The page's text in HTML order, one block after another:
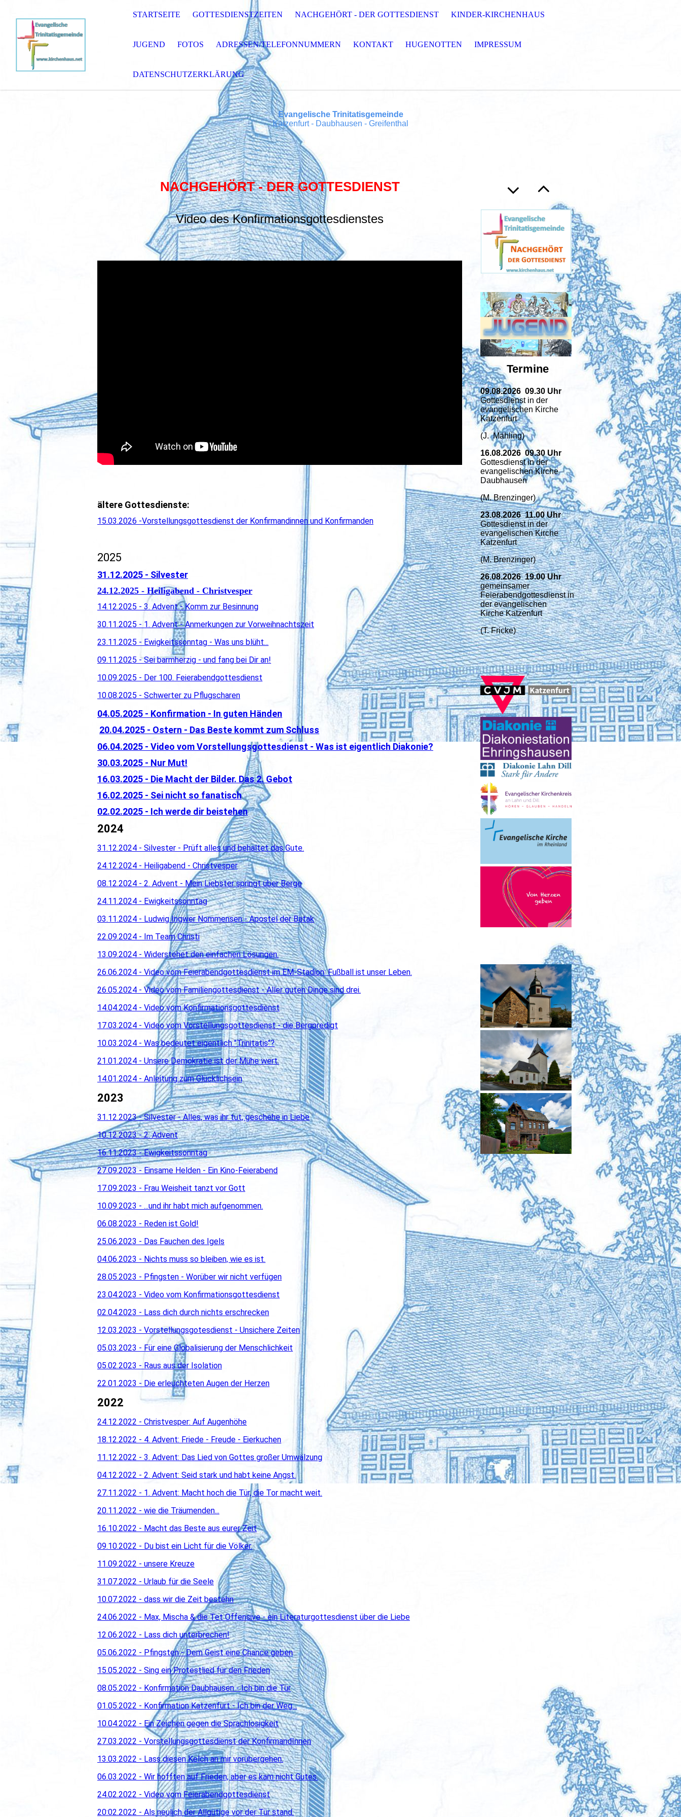
STARTSEITE GOTTESDIENSTZEITEN NACHGEHÖRT - DER GOTTESDIENST KINDER-KIRCHENHAUS
JUGEND FOTOS ADRESSEN/TELEFONNUMMERN KONTAKT HUGENOTTEN IMPRESSUM
DATENSCHUTZERKLÄRUNG
Evangelische Trinitatisgemeinde
Katzenfurt - Daubhausen - Greifenthal
NACHGEHÖRT - DER GOTTESDIENST
Video des Konfirmationsgottesdienstes
ältere Gottesdienste:
15.03.2026 -Vorstellungsgottesdienst der Konfirmandinnen und Konfirmanden
2025
31.12.2025 - Silvester
24.12.2025 - Heiligabend - Christvesper
14.12.2025 - 3. Advent - Komm zur Besinnung
30.11.2025 - 1. Advent - Anmerkungen zur Vorweihnachtszeit
23.11.2025 - Ewigkeitssonntag - Was uns blüht...
09.11.2025 - Sei barmherzig - und fang bei Dir an!
10.09.2025 - Der 100. Feierabendgottesdienst
10.08.2025 - Schwerter zu Pflugscharen
04.05.2025 - Konfirmation - In guten Händen
20.04.2025 - Ostern - Das Beste kommt zum Schluss
06.04.2025 - Video vom Vorstellungsgottesdienst - Was ist eigentlich Diakonie?
30.03.2025 - Nur Mut!
16.03.2025 - Die Macht der Bilder. Das 2. Gebot
16.02.2025 - Sei nicht so fanatisch
02.02.2025 - Ich werde dir beistehen
2024
31.12.2024 - Silvester - Prüft alles und behaltet das Gute.
24.12.2024 - Heiligabend - Christvesper
08.12.2024 - 2. Advent - Mein Liebster springt über Berge
24.11.2024 - Ewigkeitssonntag
03.11.2024 - Ludwig Ingwer Nommensen - Apostel der Batak
22.09.2024 - Im Team Christi
13.09.2024 - Widerstehet den einfachen Lösungen.
26.06.2024 - Video vom Feierabendgottesdienst im EM-Stadion: Fußball ist unser Leben.
26.05.2024 - Video vom Familiengottesdienst - Aller guten Dinge sind drei.
14.04.2024 - Video vom Konfirmationsgottesdienst
17.03.2024 - Video vom Vorstellungsgottesdienst - die Bergpredigt
10.03.2024 - Was bedeutet eigentlich "Trinitatis"?
21.01.2024 - Unsere Demokratie ist der Mühe wert.
14.01.2024 - Anleitung zum Glücklichsein
2023
31.12.2023 - Silvester - Alles, was ihr tut, geschehe in Liebe
10.12.2023 - 2. Advent
16.11.2023 - Ewigkeitssonntag
27.09.2023 - Einsame Helden - Ein Kino-Feierabend
17.09.2023 - Frau Weisheit tanzt vor Gott
10.09.2023 - ...und ihr habt mich aufgenommen.
06.08.2023 - Reden ist Gold!
25.06.2023 - Das Fauchen des Igels
04.06.2023 - Nichts muss so bleiben, wie es ist.
28.05.2023 - Pfingsten - Worüber wir nicht verfügen
23.04.2023 - Video vom Konfirmationsgottesdienst
02.04.2023 - Lass dich durch nichts erschrecken
12.03.2023 - Vorstellungsgotesdienst - Unsichere Zeiten
05.03.2023 - Für eine Globalisierung der Menschlichkeit
05.02.2023 - Raus aus der Isolation
22.01.2023 - Die erleuchteten Augen der Herzen
2022
24.12.2022 - Christvesper: Auf Augenhöhe
18.12.2022 - 4. Advent: Friede - Freude - Eierkuchen
11.12.2022 - 3. Advent: Das Lied von Gottes großer Umwälzung
04.12.2022 - 2. Advent: Seid stark und habt keine Angst.
27.11.2022 - 1. Advent: Macht hoch die Tür, die Tor macht weit.
20.11.2022 - wie die Träumenden...
16.10.2022 - Macht das Beste aus eurer Zeit
09.10.2022 - Du bist ein Licht für die Völker.
11.09.2022 - unsere Kreuze
31.07.2022 - Urlaub für die Seele
10.07.2022 - dass wir die Zeit bestehn
24.06.2022 - Max, Mischa & die Tet Offensive - ein Literaturgottesdienst über die Liebe
12.06.2022 - Lass dich unterbrechen!
05.06.2022 - Pfingsten - Dem Geist eine Chance geben
15.05.2022 - Sing ein Protestlied für den Frieden
08.05.2022 - Konfirmation Daubhausen - Ich bin die Tür
01.05.2022 - Konfirmation Katzenfurt - Ich bin der Weg...
10.04.2022 - Ein Zeichen gegen die Sprachlosigkeit
27.03.2022 - Vorstellungsgottesdienst der KonfirmandInnen
13.03.2022 - Lass diesen Kelch an mir vorübergehen.
06.03.2022 - Wir hofften auf Frieden, aber es kam nicht Gutes.
24.02.2022 - Video vom Feierabendgottesdienst
20:02.2022 - Als neulich der Allgütige vor der Tür stand.
Termine
09.08.2026 09.30 Uhr
Gottesdienst in der
evangelischen Kirche
Katzenfurt
(J. Mähling)
16.08.2026 09.30 Uhr
Gottesdienst in der
evangelischen Kirche
Daubhausen
(M. Brenzinger)
23.08.2026 11.00 Uhr
Gottesdienst in der
evangelischen Kirche
Katzenfurt
(M. Brenzinger)
26.08.2026 19.00 Uhr
gemeinsamer
Feierabendgottesdienstin
der evangelischen
Kirche Katzenfurt
(T. Fricke)